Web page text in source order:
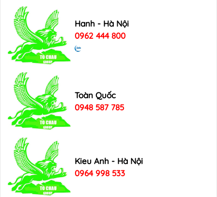
Hanh - Hà Nội
0962 444 800
Toàn Quốc
0948 587 785
Kieu Anh - Hà Nội
0964 998 533